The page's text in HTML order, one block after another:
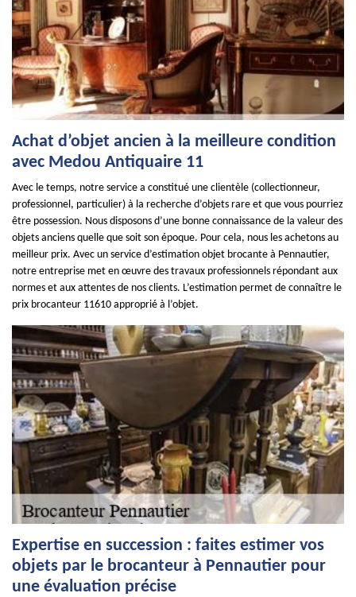
Achat d’objet ancien à la meilleure condition
avec Medou Antiquaire 11
Avec le temps, notre service a constitué une clientèle (collectionneur,
professionnel, particulier) à la recherche d’objets rare et que vous pourriez
être possession. Nous disposons d’une bonne connaissance de la valeur des
objets anciens quelle que soit son époque. Pour cela, nous les achetons au
meilleur prix. Avec un service d’estimation objet brocante à Pennautier,
notre entreprise met en œuvre des travaux professionnels répondant aux
normes et aux attentes de nos clients. L’estimation permet de connaître le
prix brocanteur 11610 approprié à l’objet.
Expertise en succession : faites estimer vos
objets par le brocanteur à Pennautier pour
une évaluation précise